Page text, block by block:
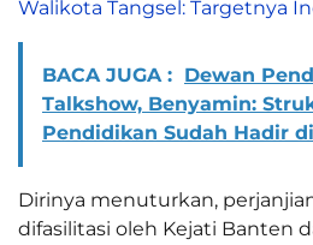
Walikota Tangsel: Targetnya
BACA JUGA : Dewan
Talkshow, Benyamin:
Pendidikan Sudah Hadir
Dirinya menuturkan,
difasilitasi oleh Kejati Banten